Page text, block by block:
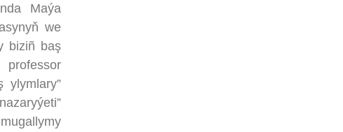
Maýa
we
biziñ baş
ylymlary”